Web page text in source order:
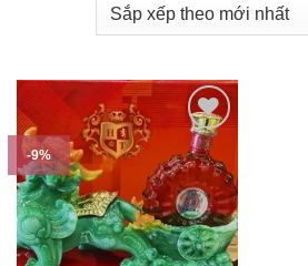
-9%